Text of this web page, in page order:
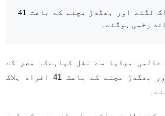
مصر کے ایک چرچ میں آگ لگنے اور بھگدڑ مچنے کے باعث 41
عالمی میڈیا سے نقل کیاہےکہ مصر کے
ایک چرچ میں آگ لگنے اور بھگدڑ مچنے کے باعث 41 افراد ہلاک